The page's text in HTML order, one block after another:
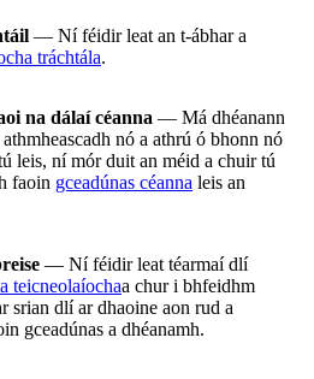
— Ní féidir leat an t-ábhar a
tráchtála.
na dálaí céanna — Má dhéanann
nó a athrú ó bhonn nó
leis, ní mór duit an méid a chuir tú
faoin gceadúnas céanna leis an
— Ní féidir leat téarmaí dlí
teicneolaíochaa chur i bhfeidhm
srian dlí ar dhaoine aon rud a
gceadúnas a dhéanamh.